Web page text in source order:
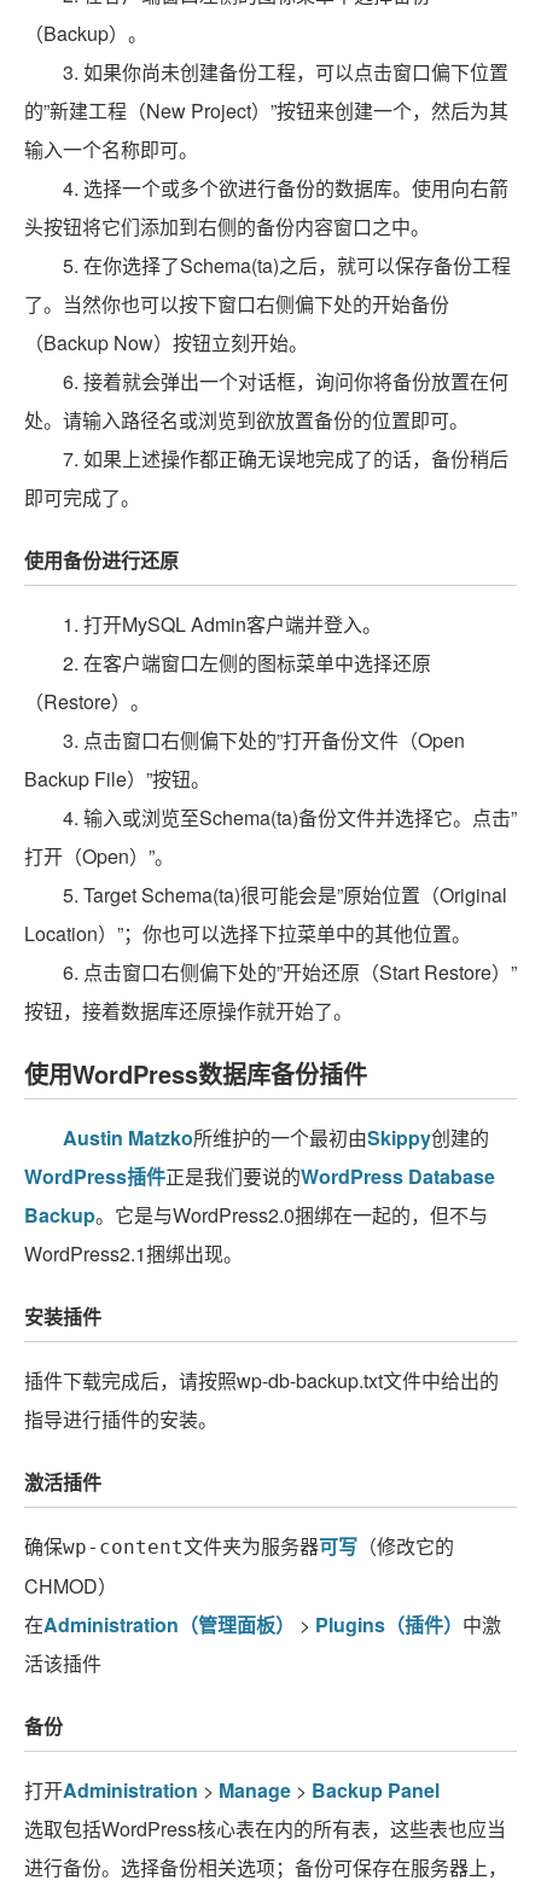
（Backup）。
3. 如果你尚未创建备份工程，可以点击窗口偏下位置
的”新建工程（New Project）”按钮来创建一个，然后为其
输入一个名称即可。
4. 选择一个或多个欲进行备份的数据库。使用向右箭
头按钮将它们添加到右侧的备份内容窗口之中。
5. 在你选择了Schema(ta)之后，就可以保存备份工程
了。当然你也可以按下窗口右侧偏下处的开始备份
（Backup Now）按钮立刻开始。
6. 接着就会弹出一个对话框，询问你将备份放置在何
处。请输入路径名或浏览到欲放置备份的位置即可。
7. 如果上述操作都正确无误地完成了的话，备份稍后
即可完成了。
使用备份进行还原
1. 打开MySQL Admin客户端并登入。
2. 在客户端窗口左侧的图标菜单中选择还原
（Restore）。
3. 点击窗口右侧偏下处的”打开备份文件（Open
Backup File）”按钮。
4. 输入或浏览至Schema(ta)备份文件并选择它。点击”
打开（Open）”。
5. Target Schema(ta)很可能会是”原始位置（Original
Location）”；你也可以选择下拉菜单中的其他位置。
6. 点击窗口右侧偏下处的”开始还原（Start Restore）”
按钮，接着数据库还原操作就开始了。
使用WordPress数据库备份插件
Austin Matzko所维护的一个最初由Skippy创建的
WordPress插件正是我们要说的WordPress Database
Backup。它是与WordPress2.0捆绑在一起的，但不与
WordPress2.1捆绑出现。
安装插件
插件下载完成后，请按照wp-db-backup.txt文件中给出的
指导进行插件的安装。
激活插件
确保wp-content文件夹为服务器可写 （修改它的
CHMOD）
在Administration（管理面板） > Plugins（插件） 中激
活该插件
备份
打开Administration > Manage > Backup Panel
选取包括WordPress核心表在内的所有表，这些表也应当
进行备份。选择备份相关选项；备份可保存在服务器上，